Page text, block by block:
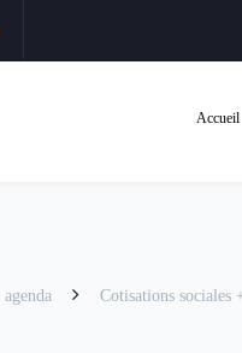
Accueil
agenda Cotisations sociales